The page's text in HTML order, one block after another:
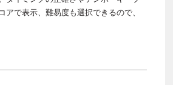
アで表示、難易度も選択できるので、